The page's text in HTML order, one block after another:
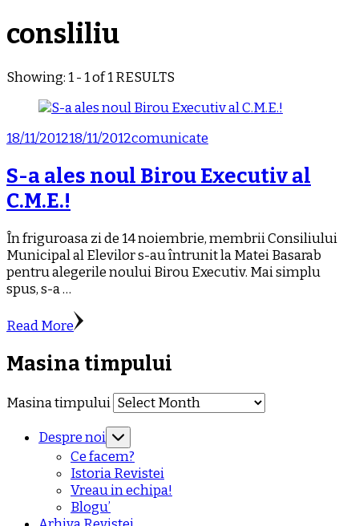
consliliu
Showing: 1 - 1 of 1 RESULTS
18/11/201218/11/2012comunicate
S-a ales noul Birou Executiv al
C.M.E.!
În friguroasa zi de 14 noiembrie, membrii Consiliului
Municipal al Elevilor s-au întrunit la Matei Basarab
pentru alegerile noului Birou Executiv. Mai simplu
spus, s-a …
Read More
Masina timpului
Masina timpului
Despre noi
Ce facem?
Istoria Revistei
Vreau in echipa!
Blogu’